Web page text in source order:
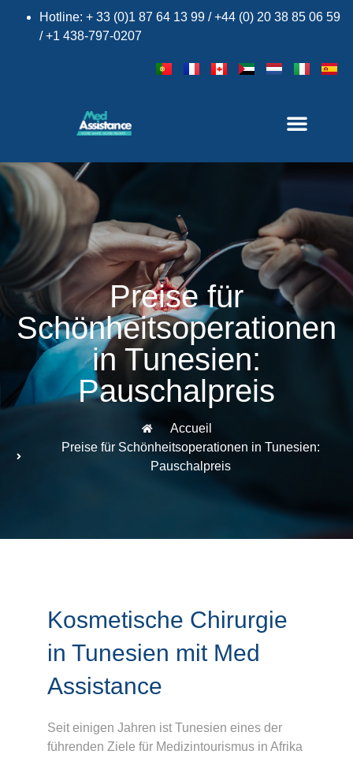
Hotline: + 33 (0)1 87 64 13 99 / +44 (0) 20 38 85 06 59
/ +1 438-797-0207
Preise für
Schönheitsoperationen
in Tunesien:
Pauschalpreis
Accueil
Preise für Schönheitsoperationen in Tunesien:
Pauschalpreis
Kosmetische Chirurgie
in Tunesien mit Med
Assistance
Seit einigen Jahren ist Tunesien eines der
führenden Ziele für Medizintourismus in Afrika